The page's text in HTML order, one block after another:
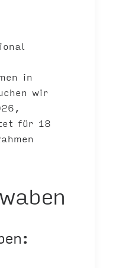
in
wir
für 18